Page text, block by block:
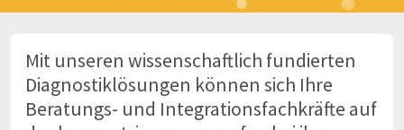
Mit unseren wissenschaftlich fundierten
Diagnostiklösungen können sich Ihre
Beratungs- und Integrationsfachkräfte auf